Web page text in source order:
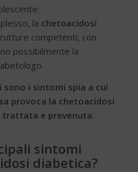
la chetoacidosi
competenti, con
possibilmente la
sono i sintomi spia a cui
provoca la chetoacidosi
trattata e prevenuta.
sintomi
diabetica?